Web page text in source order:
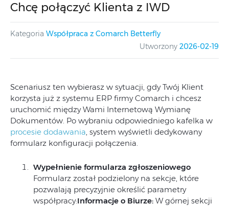
Chcę połączyć Klienta z IWD
Kategoria Współpraca z Comarch Betterfly
Utworzony 2026-02-19
Scenariusz ten wybierasz w sytuacji, gdy Twój Klient
korzysta już z systemu ERP firmy Comarch i chcesz
uruchomić między Wami Internetową Wymianę
Dokumentów. Po wybraniu odpowiedniego kafelka w
procesie dodawania, system wyświetli dedykowany
formularz konfiguracji połączenia.
Wypełnienie formularza zgłoszeniowego
Formularz został podzielony na sekcje, które
pozwalają precyzyjnie określić parametry
współpracy:Informacje o Biurze: W górnej sekcji